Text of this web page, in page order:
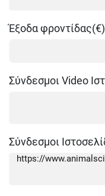
Έξοδα φροντίδας(€)
Σύνδεσμοι Video
Σύνδεσμοι